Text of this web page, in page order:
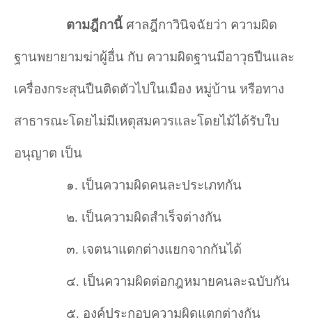
ตามฎีกานี้ ศาลฎีกาวินิจฉัยว่า ความผิด
ฐานพยายามฆ่าผู้อื่น กับ ความผิดฐานมีอาวุธปืนและ
เครื่องกระสุนปืนติดตัวไปในเมือง หมู่บ้าน หรือทาง
สาธารณะโดยไม่มีเหตุสมควรและโดยไม้ได้รับใบ
อนุญาต เป็น
๑. เป็นความผิดคนละประเภทกัน
๒. เป็นความผิดสำเร็จต่างกัน
๓. เจตนาแตกต่างแยกจากกันได้
๔. เป็นความผิดต่อกฎหมายคนละฉบับกัน
๕. องค์ประกอบความผิดแตกต่างกัน